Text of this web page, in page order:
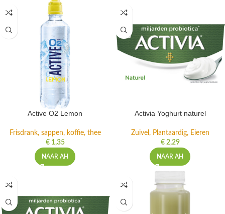
Active O2 Lemon
Frisdrank, sappen, koffie, thee
€1,35
NAAR AH
Activia Yoghurt naturel
Zuivel, Plantaardig, Eieren
€2,29
NAAR AH